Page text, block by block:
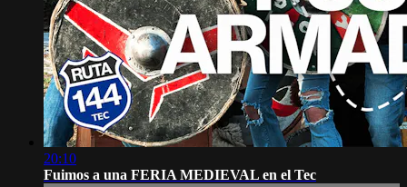
20:10
Fuimos a una FERIA MEDIEVAL en el Tec